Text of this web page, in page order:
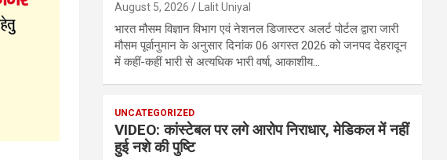
August 5, 2026 Lalit Uniyal
भारत मौसम विज्ञान विभाग एवं नेशनल डिजास्टर अलर्ट पोर्टल द्वारा जारी
मौसम पूर्वानुमान के अनुसार दिनांक 06 अगस्त 2026 को जनपद देहरादून
में कहीं-कहीं भारी से अत्यधिक भारी वर्षा, आकाशीय…
UNCATEGORIZED
VIDEO: कांस्टेबल पर लगे आरोप निराधार, मेडिकल में नहीं
हुई नशे की पुष्टि